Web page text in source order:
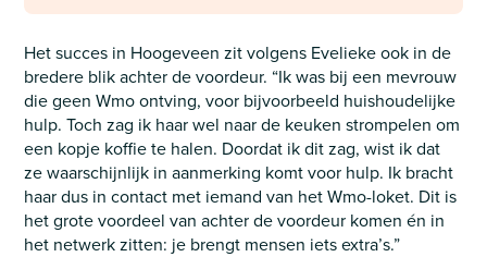
Het succes in Hoogeveen zit volgens Evelieke ook in de
bredere blik achter de voordeur. “Ik was bij een mevrouw
die geen Wmo ontving, voor bijvoorbeeld huishoudelijke
hulp. Toch zag ik haar wel naar de keuken strompelen om
een kopje koffie te halen. Doordat ik dit zag, wist ik dat
ze waarschijnlijk in aanmerking komt voor hulp. Ik bracht
haar dus in contact met iemand van het Wmo-loket. Dit is
het grote voordeel van achter de voordeur komen én in
het netwerk zitten: je brengt mensen iets extra’s.”